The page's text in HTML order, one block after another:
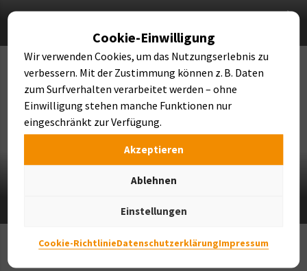
Cookie-Einwilligung
Wir verwenden Cookies, um das Nutzungserlebnis zu
verbessern. Mit der Zustimmung können z. B. Daten
zum Surfverhalten verarbeitet werden – ohne
Einwilligung stehen manche Funktionen nur
eingeschränkt zur Verfügung.
Akzeptieren
Ablehnen
Einstellungen
Cookie-RichtlinieDatenschutzerklärungImpressum